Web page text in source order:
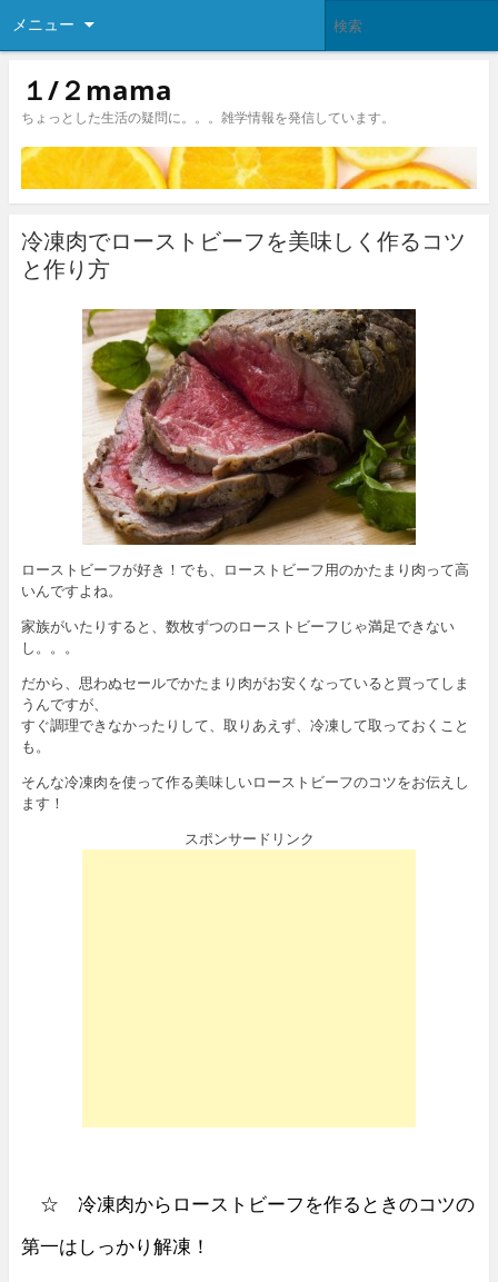
メニュー
１/２mama
ちょっとした生活の疑問に。。。雑学情報を発信しています。
冷凍肉でローストビーフを美味しく作るコツ
と作り方
ローストビーフが好き！でも、ローストビーフ用のかたまり肉って高
いんですよね。
家族がいたりすると、数枚ずつのローストビーフじゃ満足できない
し。。。
だから、思わぬセールでかたまり肉がお安くなっていると買ってしま
うんですが、
すぐ調理できなかったりして、取りあえず、冷凍して取っておくこと
も。
そんな冷凍肉を使って作る美味しいローストビーフのコツをお伝えし
ます！
スポンサードリンク
☆ 冷凍肉からローストビーフを作るときのコツの
第一はしっかり解凍！